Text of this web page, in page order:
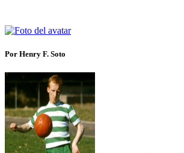
Por Henry F. Soto